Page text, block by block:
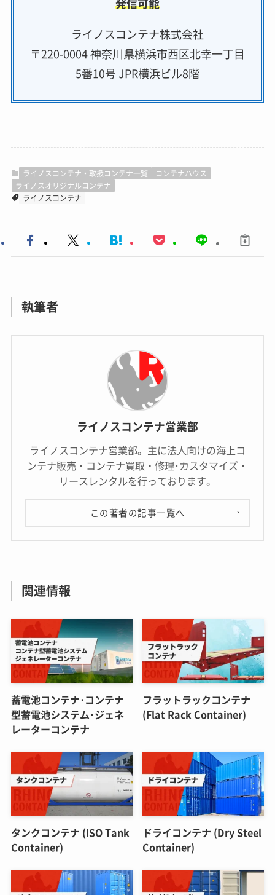
発信可能
ライノスコンテナ株式会社
〒220-0004 神奈川県横浜市西区北幸一丁目
5番10号 JPR横浜ビル8階
ライノスコンテナ・取扱コンテナ一覧
コンテナハウス
ライノスオリジナルコンテナ
ライノスコンテナ
執筆者
ライノスコンテナ営業部
ライノスコンテナ営業部。主に法人向けの海上コ
ンテナ販売・コンテナ買取・修理･カスタマイズ・
リースレンタルを行っております。
この著者の記事一覧へ
関連情報
蓄電池コンテナ･コンテナ
型蓄電池システム･ジェネ
レーターコンテナ
フラットラックコンテナ
(Flat Rack Container)
タンクコンテナ (ISO Tank
Container)
ドライコンテナ (Dry Steel
Container)